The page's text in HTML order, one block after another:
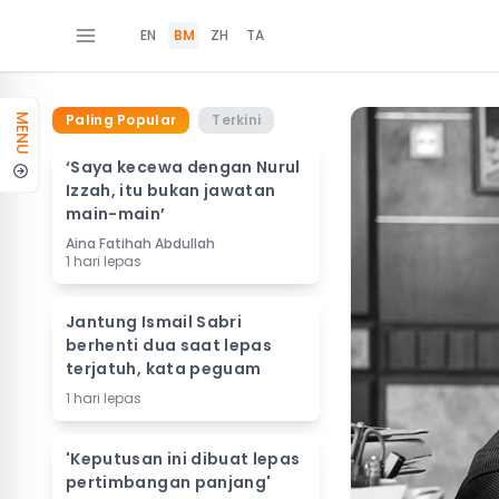
EN BM ZH TA
MENU Paling Popular Terkini
‘Saya kecewa dengan Nurul
Izzah, itu bukan jawatan
main-main’
Aina Fatihah Abdullah
1 hari lepas
Jantung Ismail Sabri
berhenti dua saat lepas
terjatuh, kata peguam
1 hari lepas
'Keputusan ini dibuat lepas
pertimbangan panjang'